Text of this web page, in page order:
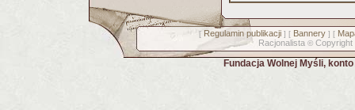
[ Regulamin publikacji] [ Bannery] [
Racjonalista © Copyright
Fundacja Wolnej Myśli,